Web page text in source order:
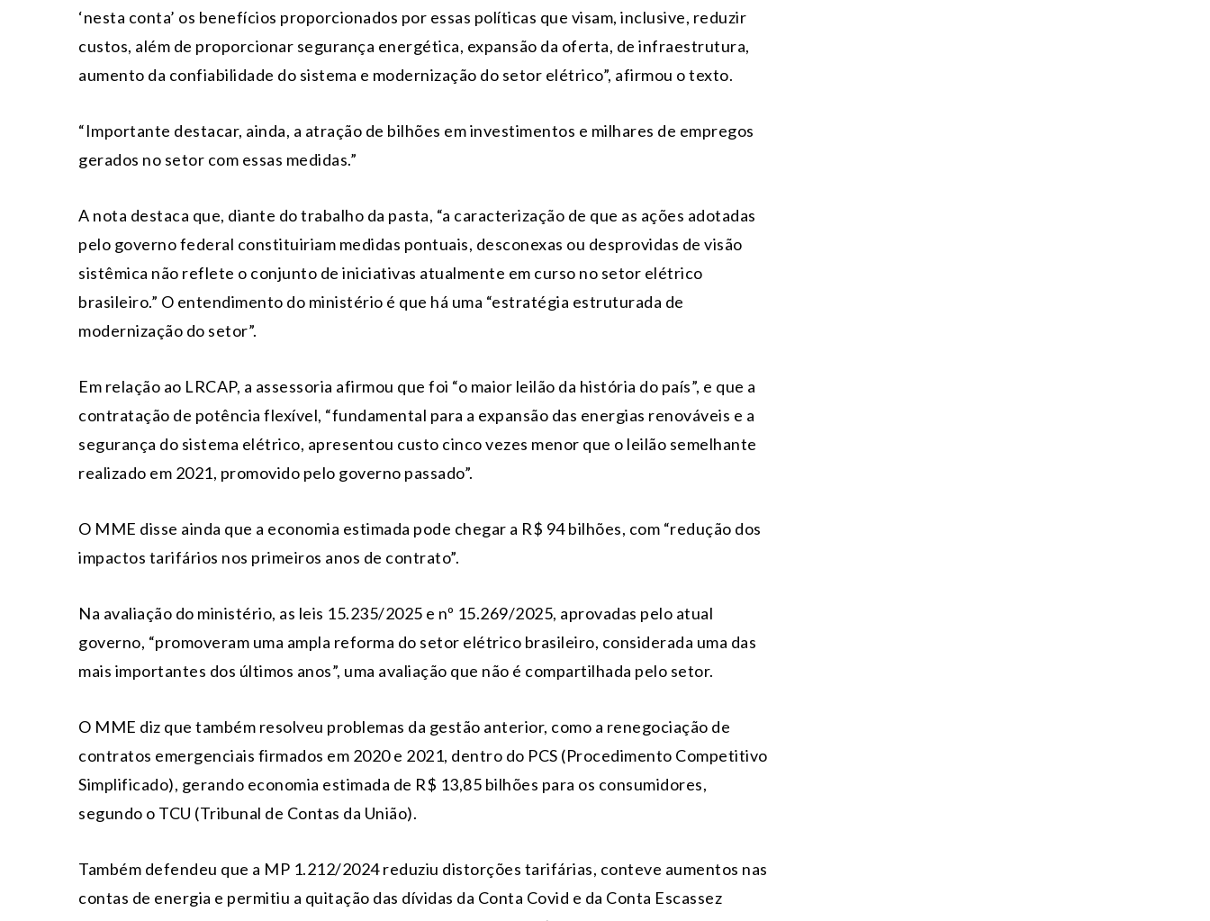
‘nesta conta’ os benefícios proporcionados por essas políticas que visam, inclusive, reduzir
custos, além de proporcionar segurança energética, expansão da oferta, de infraestrutura,
aumento da confiabilidade do sistema e modernização do setor elétrico”, afirmou o texto.
“Importante destacar, ainda, a atração de bilhões em investimentos e milhares de empregos
gerados no setor com essas medidas.”
A nota destaca que, diante do trabalho da pasta, “a caracterização de que as ações adotadas
pelo governo federal constituiriam medidas pontuais, desconexas ou desprovidas de visão
sistêmica não reflete o conjunto de iniciativas atualmente em curso no setor elétrico
brasileiro.” O entendimento do ministério é que há uma “estratégia estruturada de
modernização do setor”.
Em relação ao LRCAP, a assessoria afirmou que foi “o maior leilão da história do país”, e que a
contratação de potência flexível, “fundamental para a expansão das energias renováveis e a
segurança do sistema elétrico, apresentou custo cinco vezes menor que o leilão semelhante
realizado em 2021, promovido pelo governo passado”.
O MME disse ainda que a economia estimada pode chegar a R$ 94 bilhões, com “redução dos
impactos tarifários nos primeiros anos de contrato”.
Na avaliação do ministério, as leis 15.235/2025 e nº 15.269/2025, aprovadas pelo atual
governo, “promoveram uma ampla reforma do setor elétrico brasileiro, considerada uma das
mais importantes dos últimos anos”, uma avaliação que não é compartilhada pelo setor.
O MME diz que também resolveu problemas da gestão anterior, como a renegociação de
contratos emergenciais firmados em 2020 e 2021, dentro do PCS (Procedimento Competitivo
Simplificado), gerando economia estimada de R$ 13,85 bilhões para os consumidores,
segundo o TCU (Tribunal de Contas da União).
Também defendeu que a MP 1.212/2024 reduziu distorções tarifárias, conteve aumentos nas
contas de energia e permitiu a quitação das dívidas da Conta Covid e da Conta Escassez